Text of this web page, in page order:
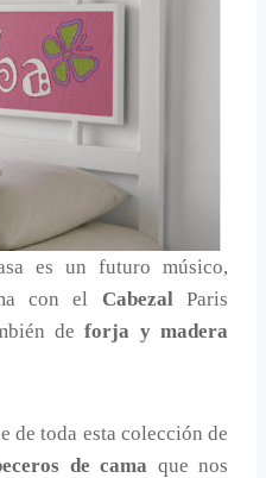
es un futuro músico,
con el Cabezal Paris
deforja y madera
de toda esta colección de
de cama que nos